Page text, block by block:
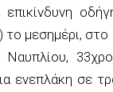
μεσημέρι,
ενεπλάκη σε